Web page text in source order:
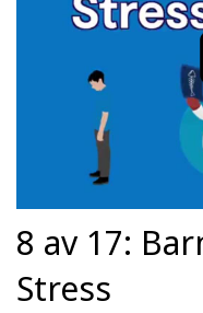
8 av 17:
Stress